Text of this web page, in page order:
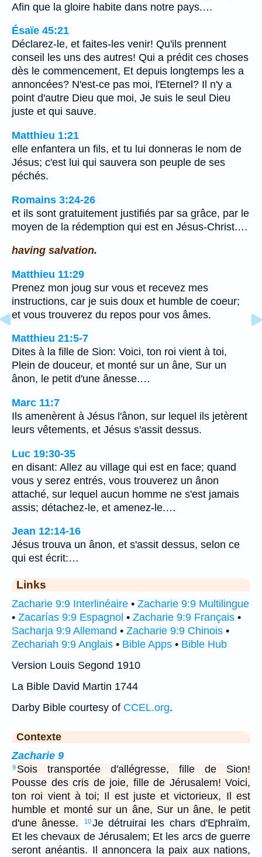
Afin que la gloire habite dans notre pays.…
Ésaïe 45:21
Déclarez-le, et faites-les venir! Qu'ils prennent
conseil les uns des autres! Qui a prédit ces choses
dès le commencement, Et depuis longtemps les a
annoncées? N'est-ce pas moi, l'Eternel? Il n'y a
point d'autre Dieu que moi, Je suis le seul Dieu
juste et qui sauve.
Matthieu 1:21
elle enfantera un fils, et tu lui donneras le nom de
Jésus; c'est lui qui sauvera son peuple de ses
péchés.
Romains 3:24-26
et ils sont gratuitement justifiés par sa grâce, par le
moyen de la rédemption qui est en Jésus-Christ.…
having salvation.
Matthieu 11:29
Prenez mon joug sur vous et recevez mes
instructions, car je suis doux et humble de coeur;
et vous trouverez du repos pour vos âmes.
Matthieu 21:5-7
Dites à la fille de Sion: Voici, ton roi vient à toi,
Plein de douceur, et monté sur un âne, Sur un
ânon, le petit d'une ânesse.…
Marc 11:7
Ils amenèrent à Jésus l'ânon, sur lequel ils jetèrent
leurs vêtements, et Jésus s'assit dessus.
Luc 19:30-35
en disant: Allez au village qui est en face; quand
vous y serez entrés, vous trouverez un ânon
attaché, sur lequel aucun homme ne s'est jamais
assis; détachez-le, et amenez-le.…
Jean 12:14-16
Jésus trouva un ânon, et s'assit dessus, selon ce
qui est écrit:…
Links
Zacharie 9:9 Interlinéaire • Zacharie 9:9 Multilingue
• Zacarías 9:9 Espagnol • Zacharie 9:9 Français •
Sacharja 9:9 Allemand • Zacharie 9:9 Chinois •
Zechariah 9:9 Anglais • Bible Apps • Bible Hub
Version Louis Segond 1910
La Bible David Martin 1744
Darby Bible courtesy of CCEL.org.
Contexte
Zacharie 9
9 Sois transportée d'allégresse, fille de Sion!
Pousse des cris de joie, fille de Jérusalem! Voici,
ton roi vient à toi; Il est juste et victorieux, Il est
humble et monté sur un âne, Sur un âne, le petit
d'une ânesse.
10Je détruirai les chars d'Ephraïm,
Et les chevaux de Jérusalem; Et les arcs de guerre
seront anéantis. Il annoncera la paix aux nations,